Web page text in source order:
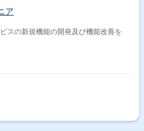
ア
スの新規機能の開発及び機能改善を